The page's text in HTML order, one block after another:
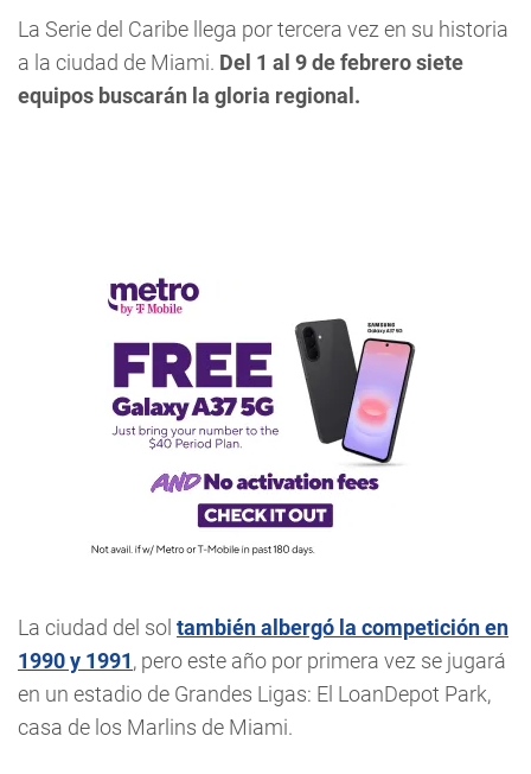
La Serie del Caribe llega por tercera vez en su historia
a la ciudad de Miami. Del 1 al 9 de febrero siete
equipos buscarán la gloria regional.
La ciudad del sol también albergó la competición en
1990 y 1991, pero este año por primera vez se jugará
en un estadio de Grandes Ligas: El LoanDepot Park,
casa de los Marlins de Miami.